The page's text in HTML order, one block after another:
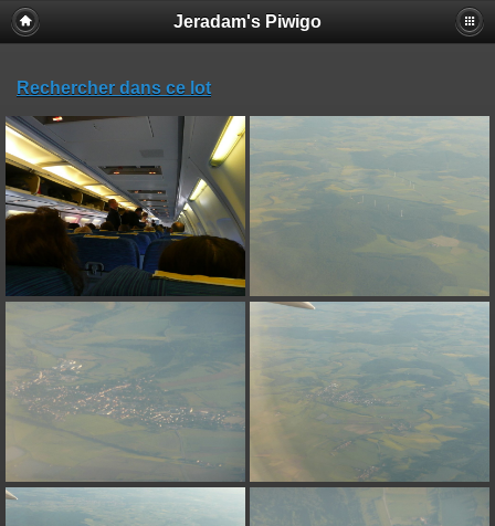
Jeradam's Piwigo
Rechercher dans ce lot